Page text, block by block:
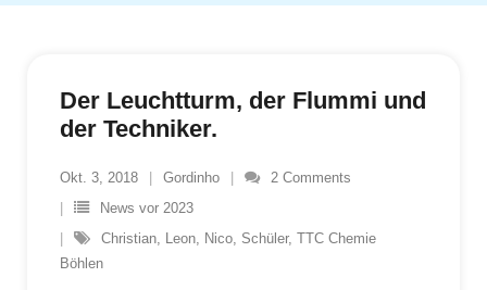
Der Leuchtturm, der Flummi und
der Techniker.
Okt. 3, 2018 Gordinho 2 Comments
News vor 2023
Christian, Leon, Nico, Schüler, TTC Chemie
Böhlen